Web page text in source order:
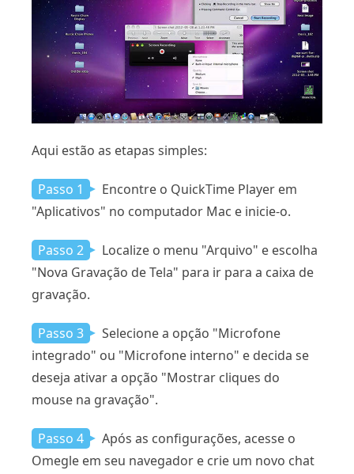
Aqui estão as etapas simples:
Passo 1
Encontre o QuickTime Player em
"Aplicativos" no computador Mac e inicie-o.
Passo 2
Localize o menu "Arquivo" e escolha
"Nova Gravação de Tela" para ir para a caixa de
gravação.
Passo 3
Selecione a opção "Microfone
integrado" ou "Microfone interno" e decida se
deseja ativar a opção "Mostrar cliques do
mouse na gravação".
Passo 4
Após as configurações, acesse o
Omegle em seu navegador e crie um novo chat